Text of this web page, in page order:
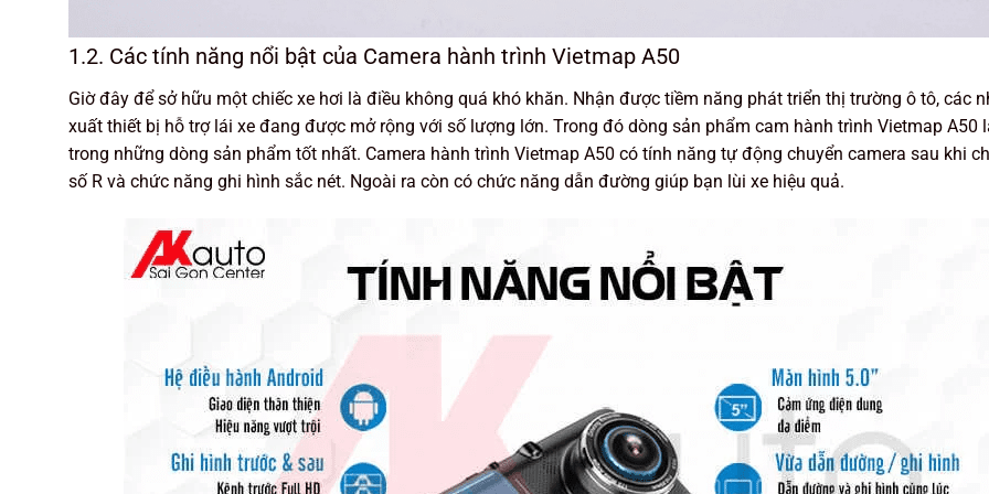
1.2. Các tính năng nổi bật của Camera hành trình Vietmap A50
Giờ đây để sở hữu một chiếc xe hơi là điều không quá khó khăn. Nhận được tiềm năng phát triển thị trường ô tô, các
xuất thiết bị hỗ trợ lái xe đang được mở rộng với số lượng lớn. Trong đó dòng sản phẩm cam hành trình Vietmap A50
trong những dòng sản phẩm tốt nhất. Camera hành trình Vietmap A50 có tính năng tự động chuyển camera sau khi
số R và chức năng ghi hình sắc nét. Ngoài ra còn có chức năng dẫn đường giúp bạn lùi xe hiệu quả.